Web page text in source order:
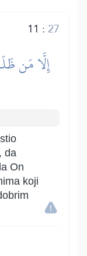
11 : 27
إِلَّا مَن
da
On
koji